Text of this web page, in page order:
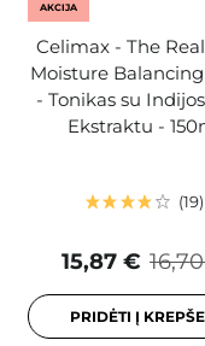
AKCIJA
Celimax - The
Moisture
- Tonikas su
Ekstraktu -
19
15,87 €
PRIDĖTI Į